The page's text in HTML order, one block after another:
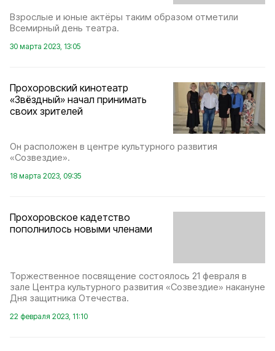
Взрослые и юные актёры таким образом отметили
Всемирный день театра.
30 марта 2023, 13:05
Прохоровский кинотеатр
«Звёздный» начал принимать
своих зрителей
Он расположен в центре культурного развития
«Созвездие».
18 марта 2023, 09:35
Прохоровское кадетство
пополнилось новыми членами
Торжественное посвящение состоялось 21 февраля в
зале Центра культурного развития «Созвездие» накануне
Дня защитника Отечества.
22 февраля 2023, 11:10